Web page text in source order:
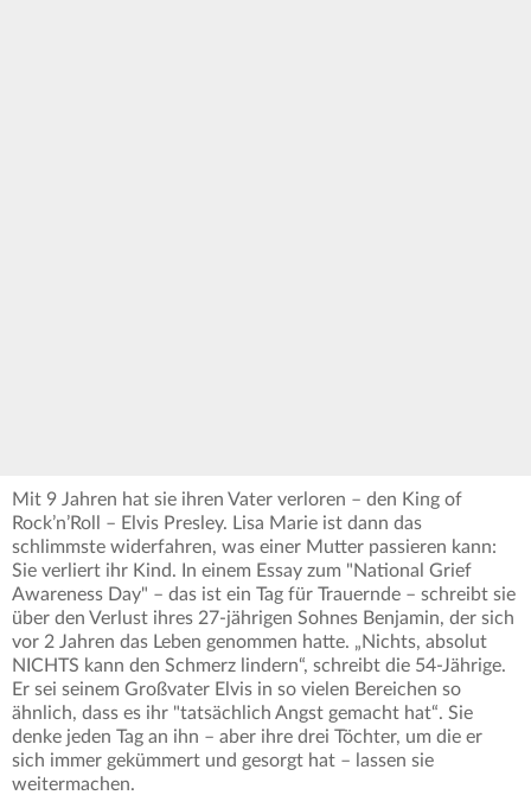
Mit 9 Jahren hat sie ihren Vater verloren – den King of
Rock’n’Roll – Elvis Presley. Lisa Marie ist dann das
schlimmste widerfahren, was einer Mutter passieren kann:
Sie verliert ihr Kind. In einem Essay zum "National Grief
Awareness Day" – das ist ein Tag für Trauernde – schreibt sie
über den Verlust ihres 27-jährigen Sohnes Benjamin, der sich
vor 2 Jahren das Leben genommen hatte. „Nichts, absolut
NICHTS kann den Schmerz lindern“, schreibt die 54-Jährige.
Er sei seinem Großvater Elvis in so vielen Bereichen so
ähnlich, dass es ihr "tatsächlich Angst gemacht hat“. Sie
denke jeden Tag an ihn – aber ihre drei Töchter, um die er
sich immer gekümmert und gesorgt hat – lassen sie
weitermachen.